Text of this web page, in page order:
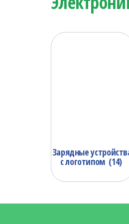
Зарядные
с логотипом (14)